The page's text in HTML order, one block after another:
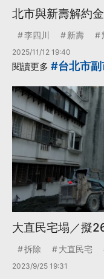
北市與新壽解約
李四川 新壽
2025/11/12 19:40
閱讀更多 #台北市副
大直民宅塌／擬
拆除 大直民宅
2023/9/25 19:31